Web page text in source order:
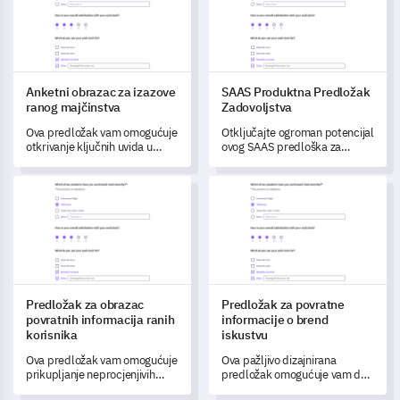
Anketni obrazac za izazove
ranog majčinstva
Ova predložak vam omogućuje
otkrivanje ključnih uvida u
tijekom ranog majčinstva.
SAAS Produktna Predložak
Zadovoljstva
Otključajte ogroman potencijal
ovog SAAS predloška za
biste izmjerili zadovoljstvo
korisnika i identificirali
područja za poboljšanje
proizvoda.
Predložak za obrazac povratnih informacija ranih korisnika
Predložak za obrazac
povratnih informacija ranih
korisnika
Ova predložak vam omogućuje
prikupljanje neprocjenjivih
Predložak za povratne
Predložak za povratne
informacije o brend
iskustvu
Ova pažljivo dizajnirana
predložak omogućuje vam da